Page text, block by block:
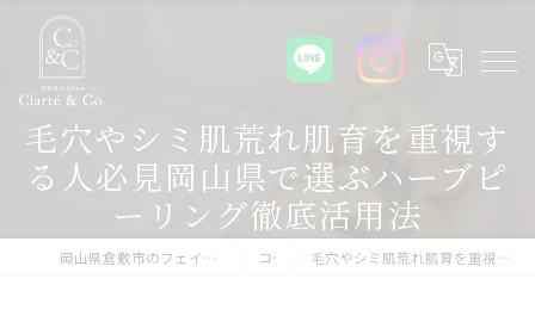
毛穴やシミ肌荒れ肌育を重視す
る人必見岡山県で選ぶハーブピ
ーリング徹底活用法
岡山県倉敷市のフェイシャルエステなら美肌育成Salon Clarté&Co. コラム 毛穴やシミ肌荒れ肌育を重視する人必見岡山県で選ぶハーブピーリング徹底活用法